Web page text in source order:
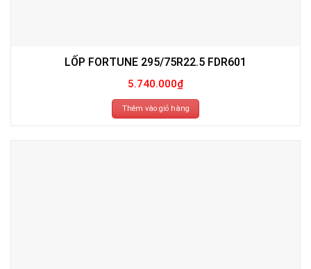
LỐP FORTUNE 295/75R22.5 FDR601
5.740.000₫
Thêm vào giỏ hàng